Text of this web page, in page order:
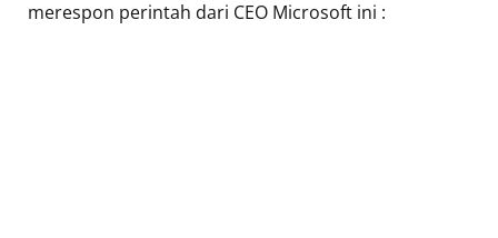
merespon perintah dari CEO Microsoft ini :